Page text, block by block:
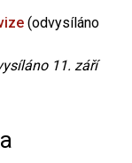
(odvysíláno
11. září